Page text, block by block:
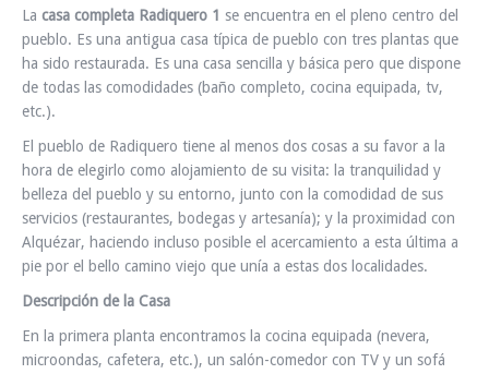
La casa completa Radiquero 1 se encuentra en el pleno centro del
pueblo. Es una antigua casa típica de pueblo con tres plantas que
ha sido restaurada. Es una casa sencilla y básica pero que dispone
de todas las comodidades (baño completo, cocina equipada, tv,
etc.).
El pueblo de Radiquero tiene al menos dos cosas a su favor a la
hora de elegirlo como alojamiento de su visita: la tranquilidad y
belleza del pueblo y su entorno, junto con la comodidad de sus
servicios (restaurantes, bodegas y artesanía); y la proximidad con
Alquézar, haciendo incluso posible el acercamiento a esta última a
pie por el bello camino viejo que unía a estas dos localidades.
Descripción de la Casa
En la primera planta encontramos la cocina equipada (nevera,
microondas, cafetera, etc.), un salón-comedor con TV y un sofá